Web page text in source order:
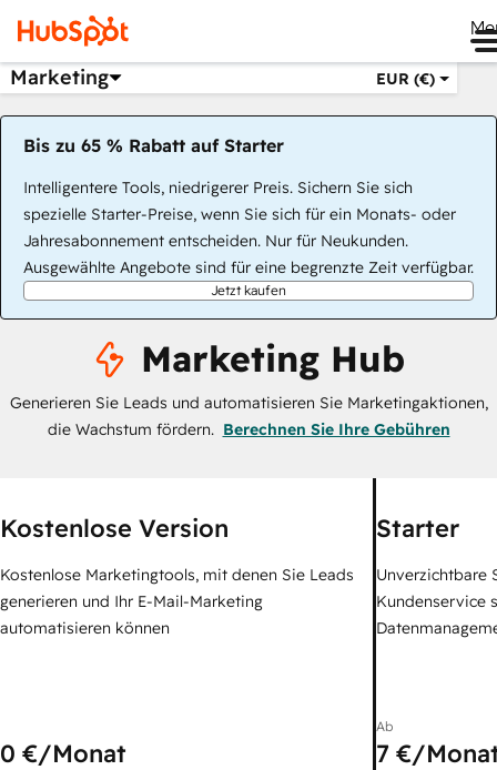
Marketing EUR (€)
Bis zu 65 % Rabatt auf Starter
Intelligentere Tools, niedrigerer Preis. Sichern Sie sich
spezielle Starter-Preise, wenn Sie sich für ein Monats- oder
Jahresabonnement entscheiden. Nur für Neukunden.
Ausgewählte Angebote sind für eine begrenzte Zeit verfügbar.
Jetzt kaufen
Marketing Hub
Generieren Sie Leads und automatisieren Sie Marketingaktionen,
die Wachstum fördern. Berechnen Sie Ihre Gebühren
Kostenlose Version
Kostenlose Marketingtools, mit denen Sie Leads
generieren und Ihr E-Mail-Marketing
automatisieren können
0 €/Monat
Starter
Unverzichtbare
Kundenservice
Ab
7 €/